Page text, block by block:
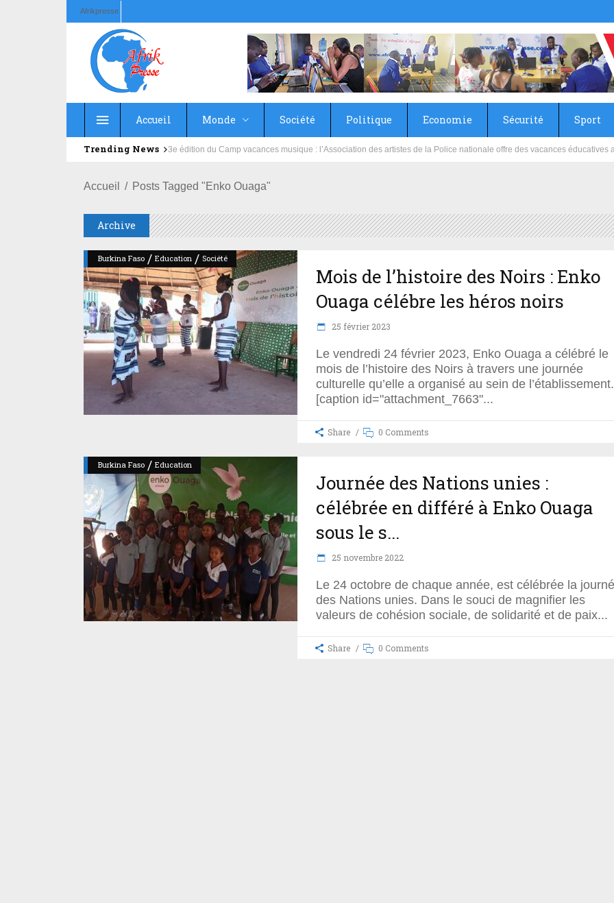
Afrikpresse
Accueil Monde Société Politique Economie Sécurité Sport
Trending News Education : la fédération de la Russie rénove les écoles primaire et collège du Camp Général Aboubacar Sangoulé
Accueil Posts Tagged "Enko Ouaga"
Archive
Burkina Faso / Education / Société
Mois de l’histoire des Noirs : Enko
Ouaga célébre les héros noirs
25 février 2023
Le vendredi 24 février 2023, Enko Ouaga a célébré le
mois de l’histoire des Noirs à travers une journée
culturelle qu’elle a organisé au sein de l’établissement.
[caption id="attachment_7663"
Share 0 Comments
Burkina Faso / Education
Journée des Nations unies :
célébrée en différé à Enko Ouaga
sous le s...
25 novembre 2022
Le 24 octobre de chaque année, est célébrée la
des Nations unies. Dans le souci de magnifier les
valeurs de cohésion sociale, de solidarité et de paix
Share 0 Comments